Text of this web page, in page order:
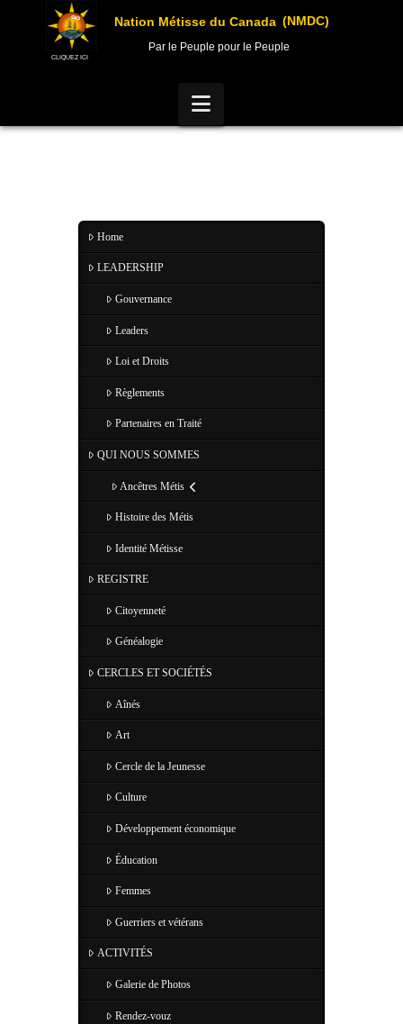
Nation Métisse du Canada (NMDC)
Par le Peuple pour le Peuple
CLIQUEZ ICI
Navigation
Home
LEADERSHIP
Gouvernance
Leaders
Loi et Droits
Règlements
Partenaires en Traité
QUI NOUS SOMMES
Ancêtres Métis
Histoire des Métis
Identité Métisse
REGISTRE
Citoyenneté
Généalogie
CERCLES ET SOCIÉTÉS
Aînés
Art
Cercle de la Jeunesse
Culture
Développement économique
Éducation
Femmes
Guerriers et vétérans
ACTIVITÉS
Galerie de Photos
Rendez-vouz